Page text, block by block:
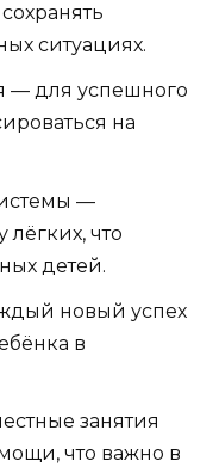
ситуациях.
— для успешного
на
—
что
детей.
новый успех
в
занятия
что важно в